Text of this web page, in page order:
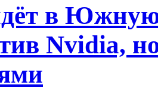
в Южную
Nvidia,